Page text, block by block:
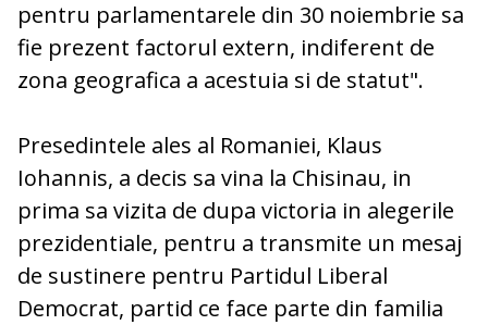
pentru parlamentarele din 30 noiembrie sa
fie prezent factorul extern, indiferent de
zona geografica a acestuia si de statut".
Presedintele ales al Romaniei, Klaus
Iohannis, a decis sa vina la Chisinau, in
prima sa vizita de dupa victoria in alegerile
prezidentiale, pentru a transmite un mesaj
de sustinere pentru Partidul Liberal
Democrat, partid ce face parte din familia